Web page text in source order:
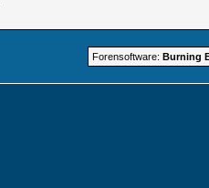
Forensoftware: Burning